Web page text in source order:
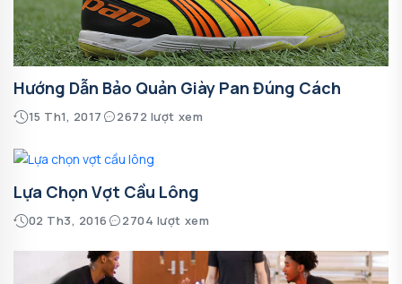
Hướng Dẫn Bảo Quản Giày Pan Đúng Cách
15 Th1, 2017 2672 lượt xem
Lựa Chọn Vợt Cầu Lông
02 Th3, 2016 2704 lượt xem